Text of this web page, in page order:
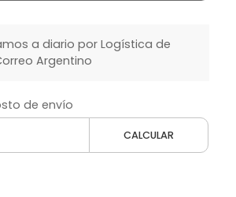
a diario por Logística de
Argentino
de envío
CALCULAR